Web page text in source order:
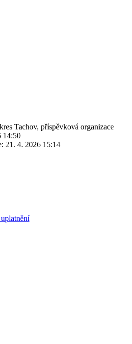
Tachov, příspěvková organizace
14:50
21. 4. 2026 15:14